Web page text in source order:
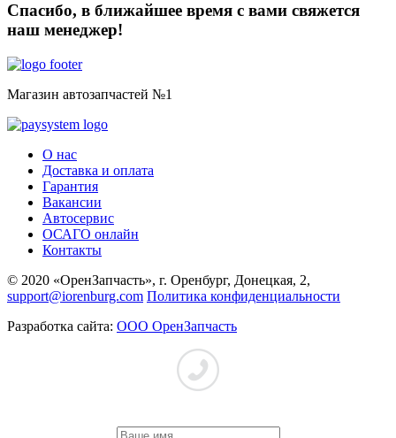
Спасибо, в ближайшее время с вами свяжется
наш менеджер!
Магазин автозапчастей №1
О нас
Доставка и оплата
Гарантия
Вакансии
Автосервис
ОСАГО онлайн
Контакты
© 2020 «ОренЗапчасть», г. Оренбург, Донецкая, 2,
support@iorenburg.com Политика конфиденциальности
Разработка сайта: ООО ОренЗапчасть